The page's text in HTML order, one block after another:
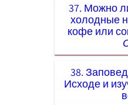
37. Можно
холодные
кофе или
38.
Исходе и